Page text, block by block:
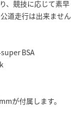
、競技に応じて素
道走行は出来ませ
BSA
が付属します。